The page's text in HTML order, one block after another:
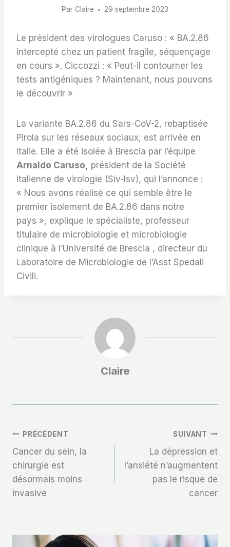
Par Claire 29 septembre 2023
Le président des virologues Caruso : « BA.2.86
intercepté chez un patient fragile, séquençage
en cours ». Ciccozzi : « Peut-il contourner les
tests antigéniques ? Maintenant, nous pouvons
le découvrir »
La variante BA.2.86 du Sars-CoV-2, rebaptisée
Pirola sur les réseaux sociaux, est arrivée en
Italie. Elle a été isolée à Brescia par l’équipe
Arnaldo Caruso, président de la Société
italienne de virologie (Siv-Isv), qui l’annonce :
« Nous avons réalisé ce qui semble être le
premier isolement de BA.2.86 dans notre
pays », explique le spécialiste, professeur
titulaire de microbiologie et microbiologie
clinique à l’Université de Brescia , directeur du
Laboratoire de Microbiologie de l’Asst Spedali
Civili.
Claire
Navigation
De
L’article
PRÉCÉDENT
Cancer du sein, la
chirurgie est
désormais moins
invasive
SUIVANT
La dépression et
l’anxiété n’augmentent
pas le risque de
cancer